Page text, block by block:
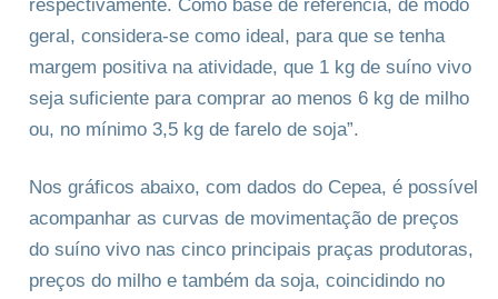
respectivamente. Como base de referência, de modo
geral, considera-se como ideal, para que se tenha
margem positiva na atividade, que 1 kg de suíno vivo
seja suficiente para comprar ao menos 6 kg de milho
ou, no mínimo 3,5 kg de farelo de soja”.
Nos gráficos abaixo, com dados do Cepea, é possível
acompanhar as curvas de movimentação de preços
do suíno vivo nas cinco principais praças produtoras,
preços do milho e também da soja, coincidindo no